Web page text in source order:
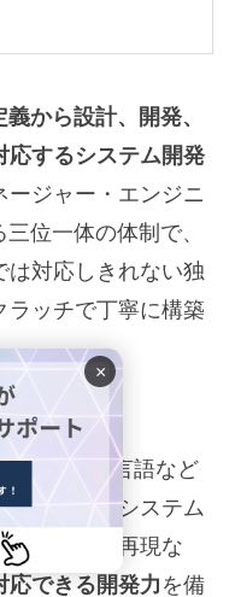
義から設計、開発、
応するシステム開発
ージャー・エンジニ
位一体の体制で、
は対応しきれない独
ラッチで丁寧に構築
、各種 C 言語など
既存の基幹システム
荷フローの再現な
応できる開発力 を備
×